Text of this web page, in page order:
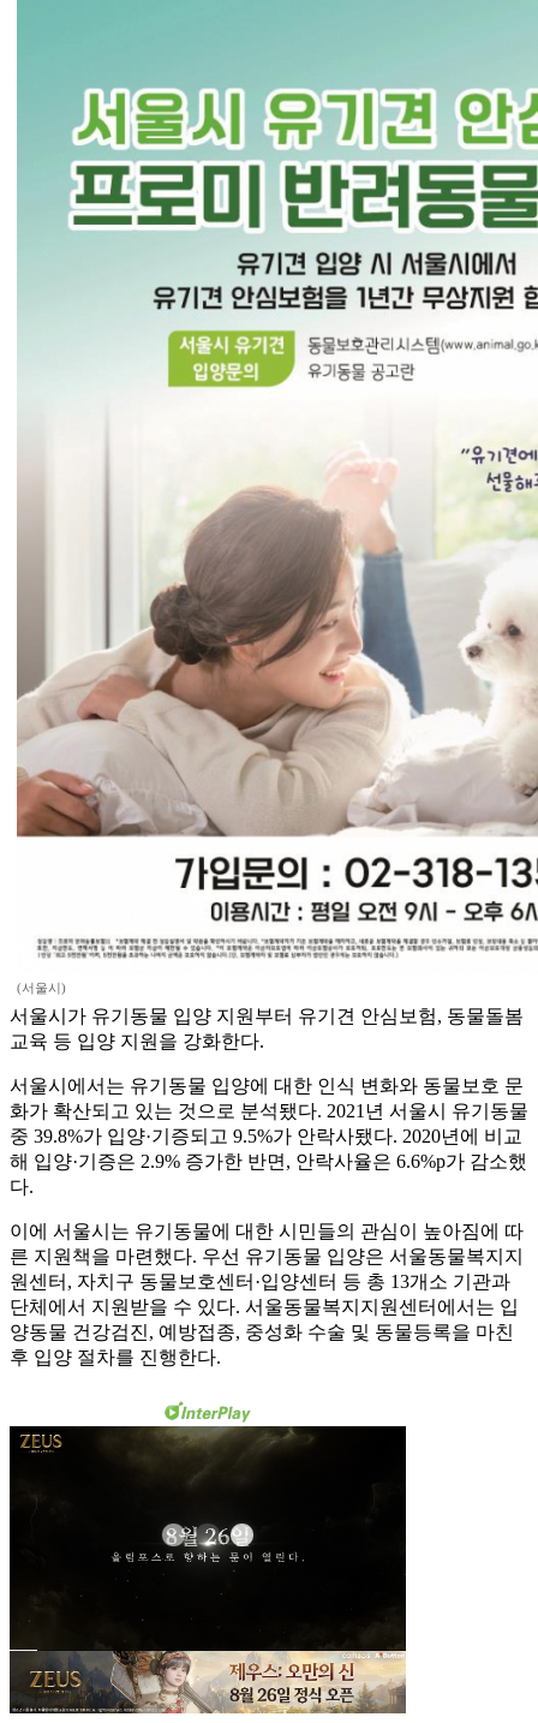
(서울시)
서울시가 유기동물 입양 지원부터 유기견 안심보험, 동물돌봄
교육 등 입양 지원을 강화한다.
서울시에서는 유기동물 입양에 대한 인식 변화와 동물보호 문
화가 확산되고 있는 것으로 분석됐다. 2021년 서울시 유기동물
중 39.8%가 입양·기증되고 9.5%가 안락사됐다. 2020년에 비교
해 입양·기증은 2.9% 증가한 반면, 안락사율은 6.6%p가 감소했
다.
이에 서울시는 유기동물에 대한 시민들의 관심이 높아짐에 따
른 지원책을 마련했다. 우선 유기동물 입양은 서울동물복지지
원센터, 자치구 동물보호센터·입양센터 등 총 13개소 기관과
단체에서 지원받을 수 있다. 서울동물복지지원센터에서는 입
양동물 건강검진, 예방접종, 중성화 수술 및 동물등록을 마친
후 입양 절차를 진행한다.